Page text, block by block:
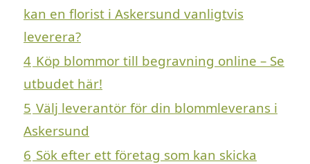
kan en florist i Askersund vanligtvis
leverera?
4 Köp blommor till begravning online – Se
utbudet här!
5 Välj leverantör för din blommleverans i
Askersund
6 Sök efter ett företag som kan skicka